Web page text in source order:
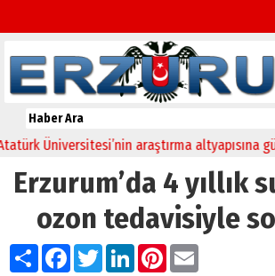
Üniversitesi’nin araştırma altyapısına güçlü
Erzurum’da 4 yıllık
ozon tedavisiyle
PaylaşFacebook
TwitterLinkedIn
Pinterest
Email